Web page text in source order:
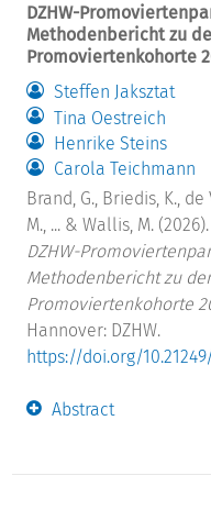
DZHW-
Methodenbericht zu
Promoviertenkohorte
Steffen Jaksztat
Tina Oestreich
Henrike Steins
Carola Teichmann
Brand, G., Briedis, K.,
M., ... & Wallis, M. (2026).
DZHW-
Methodenbericht zu
Promoviertenkohorte
Hannover: DZHW.
https://doi.org/
Abstract